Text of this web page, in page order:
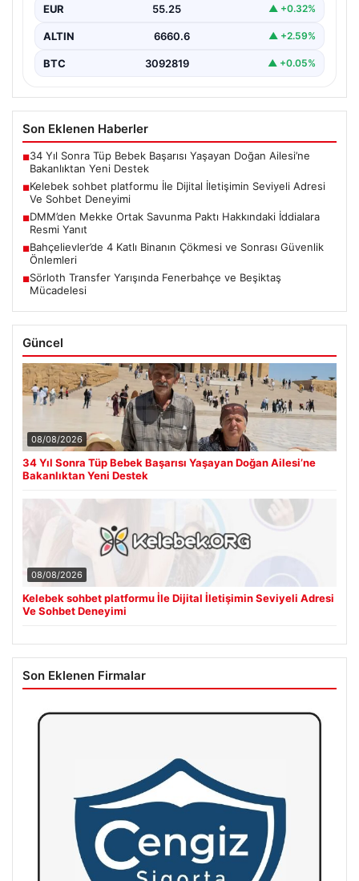
EUR 55.25 ▲ +0.32%
ALTIN 6660.6 ▲ +2.59%
BTC 3092819 ▲ +0.05%
Son Eklenen Haberler
■34 Yıl Sonra Tüp Bebek Başarısı Yaşayan Doğan Ailesi’ne
Bakanlıktan Yeni Destek
■Kelebek sohbet platformu İle Dijital İletişimin Seviyeli Adresi
Ve Sohbet Deneyimi
■DMM’den Mekke Ortak Savunma Paktı Hakkındaki İddialara
Resmi Yanıt
■Bahçelievler’de 4 Katlı Binanın Çökmesi ve Sonrası Güvenlik
Önlemleri
■Sörloth Transfer Yarışında Fenerbahçe ve Beşiktaş
Mücadelesi
Güncel
08/08/2026
34 Yıl Sonra Tüp Bebek Başarısı Yaşayan Doğan Ailesi’ne
Bakanlıktan Yeni Destek
08/08/2026
Kelebek sohbet platformu İle Dijital İletişimin Seviyeli Adresi
Ve Sohbet Deneyimi
Son Eklenen Firmalar